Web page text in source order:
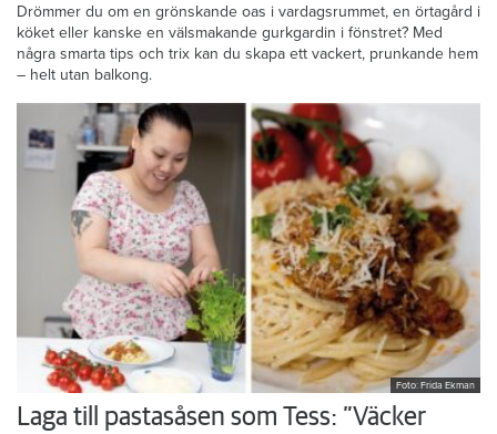
Drömmer du om en grönskande oas i vardagsrummet, en örtagård i
köket eller kanske en välsmakande gurkgardin i fönstret? Med
några smarta tips och trix kan du skapa ett vackert, prunkande hem
– helt utan balkong.
Foto: Frida Ekman
Laga till pastasåsen som Tess: ”Väcker